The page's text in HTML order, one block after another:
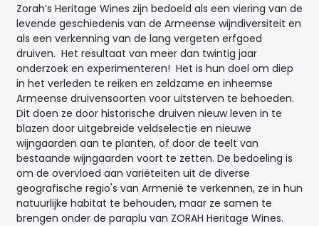
Zorah’s Heritage Wines zijn bedoeld als een viering van de
levende geschiedenis van de Armeense wijndiversiteit en
als een verkenning van de lang vergeten erfgoed
druiven. Het resultaat van meer dan twintig jaar
onderzoek en experimenteren! Het is hun doel om diep
in het verleden te reiken en zeldzame en inheemse
Armeense druivensoorten voor uitsterven te behoeden.
Dit doen ze door historische druiven nieuw leven in te
blazen door uitgebreide veldselectie en nieuwe
wijngaarden aan te planten, of door de teelt van
bestaande wijngaarden voort te zetten. De bedoeling is
om de overvloed aan variëteiten uit de diverse
geografische regio's van Armenië te verkennen, ze in hun
natuurlijke habitat te behouden, maar ze samen te
brengen onder de paraplu van ZORAH Heritage Wines.